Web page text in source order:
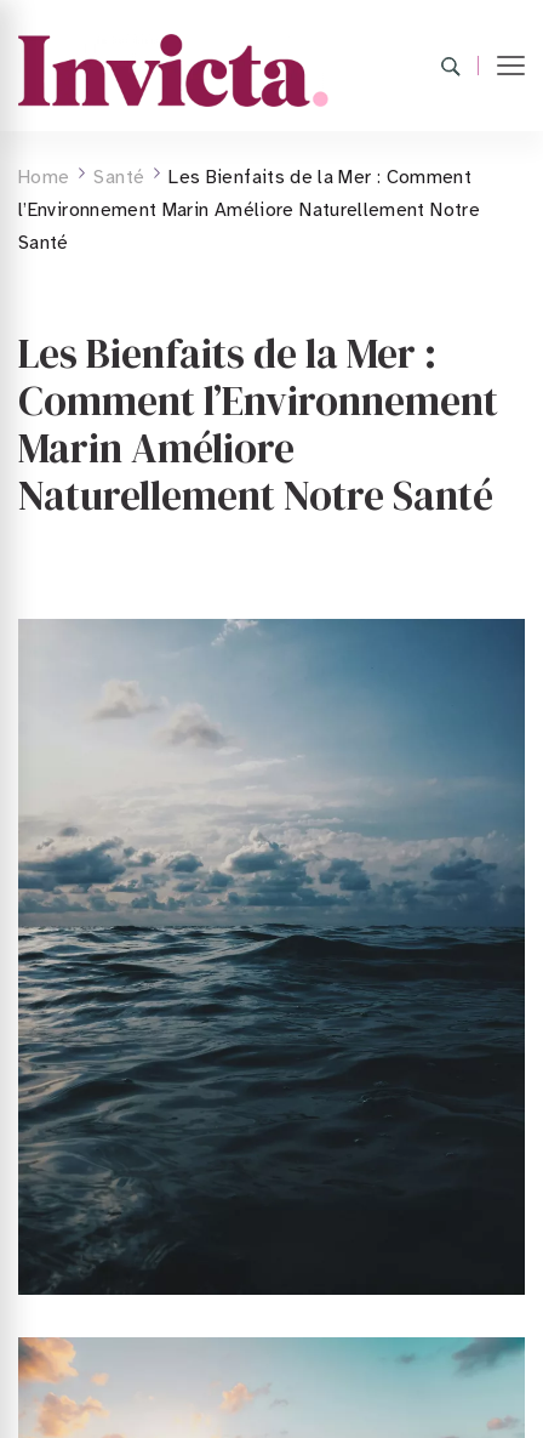
Home Santé
Les Bienfaits de la Mer : Comment
l’Environnement Marin Améliore Naturellement Notre
Santé
Les Bienfaits de la Mer :
Comment l’Environnement
Marin Améliore
Naturellement Notre Santé